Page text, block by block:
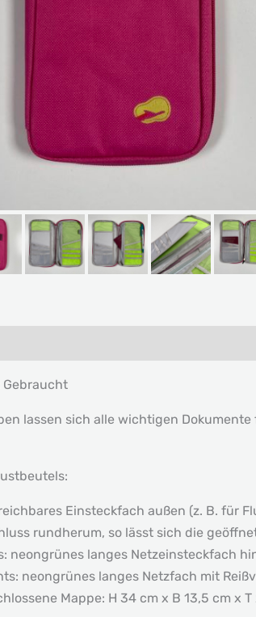
lassen sich alle wichtigen
Einsteckfach außen (z. B. für
rundherum, so lässt sich die
neongrünes langes Netzeinsteckfach
neongrünes langes Netzfach mit
Mappe: H 34 cm x B 13,5 cm x T